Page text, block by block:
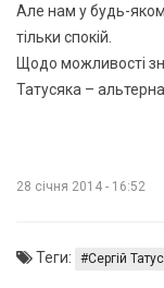
Але нам у будь-
тільки спокій.
Щодо можливості
Татусяка –
28 січня 2014 - 16:52
Теги: Сергій